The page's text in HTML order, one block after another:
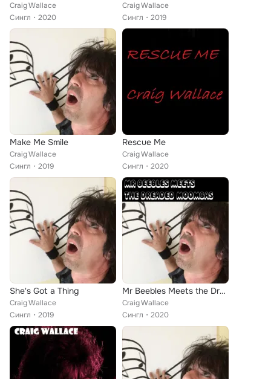
Craig Wallace
Сингл
2020
Craig Wallace
Сингл
2019
Make Me Smile
Craig Wallace
Сингл
2019
Rescue Me
Craig Wallace
Сингл
2020
She's Got a Thing
Craig Wallace
Сингл
2019
Mr Beebles Meets the Dreaded Moombas
Craig Wallace
Сингл
2020